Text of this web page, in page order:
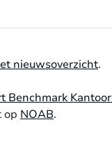
nieuwsoverzicht.
Benchmark
op NOAB.